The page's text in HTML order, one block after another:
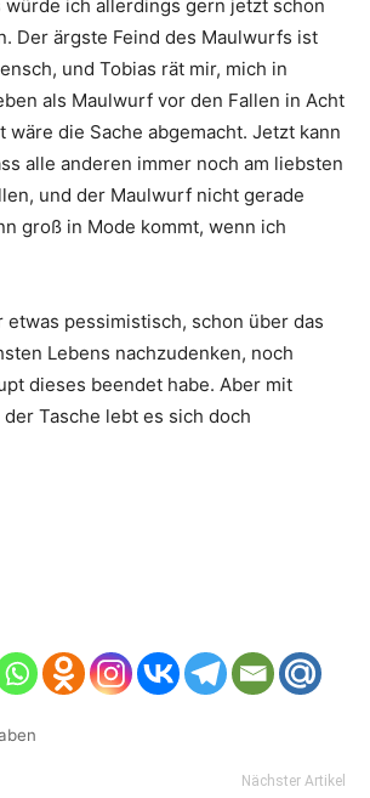
würde ich allerdings gern jetzt schon
Der ärgste Feind des Maulwurfs ist
und Tobias rät mir, mich in
als Maulwurf vor den Fallen in Acht
wäre die Sache abgemacht. Jetzt kann
alle anderen immer noch am liebsten
und der Maulwurf nicht gerade
groß in Mode kommt, wenn ich
etwas pessimistisch, schon über das
Lebens nachzudenken, noch
dieses beendet habe. Aber mit
Tasche lebt es sich doch
Nächster Artikel